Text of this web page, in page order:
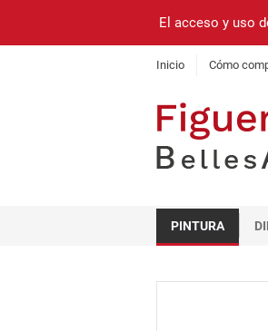
El acceso y uso
Inicio Cómo
PINTURA